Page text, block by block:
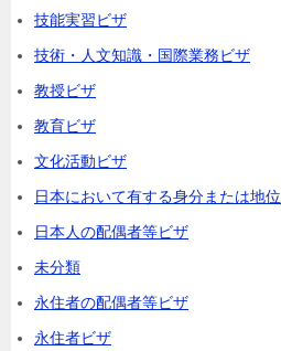
技能実習ビザ
技術・人文知識・国際業務ビザ
教授ビザ
教育ビザ
文化活動ビザ
日本において有する身分または地位
日本人の配偶者等ビザ
未分類
永住者の配偶者等ビザ
永住者ビザ